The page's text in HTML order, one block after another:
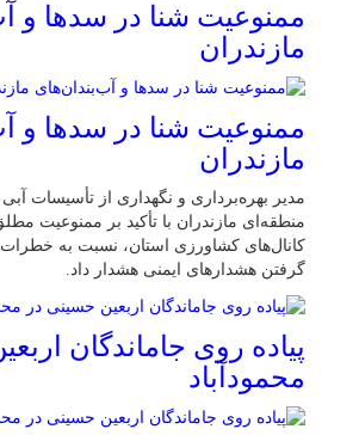
ممنوعیت شنا در سدها و
مازندران
ممنوعیت شنا در سدها و
مازندران
مدیر بهره‌برداری و نگهداری از تأسیسات
منطقه‌ای مازندران با تأکید بر ممنوعیت
کانال‌های کشاورزی استان، نسبت به خطرات
گرفتن هشدارهای ایمنی هشدار داد.
پیاده روی جاماندگان
محمودآباد